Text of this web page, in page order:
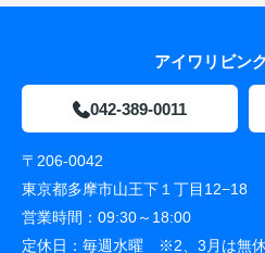
アイワリビン
042-389-0011
〒206-0042
東京都多摩市山王下１丁目12−18
営業時間： 09:30～18:00
定休日： 毎週水曜 ※2、3月は無